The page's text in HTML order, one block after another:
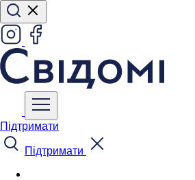
Підтримати
Підтримати